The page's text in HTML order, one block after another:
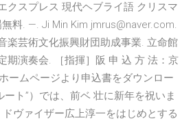
クスプレス 現代ヘブライ語 クリスマ
料. —. Ji Min Kim jmrus@naver.com.
楽芸術文化振興財団助成事業. 立命館
期演奏会. ［指揮］阪 申 込 方 法：京
ームページより申込書をダウンロー
ート”）では、前ベ 壮に新年を祝いま
ヴァイザー広上淳一をはじめとする